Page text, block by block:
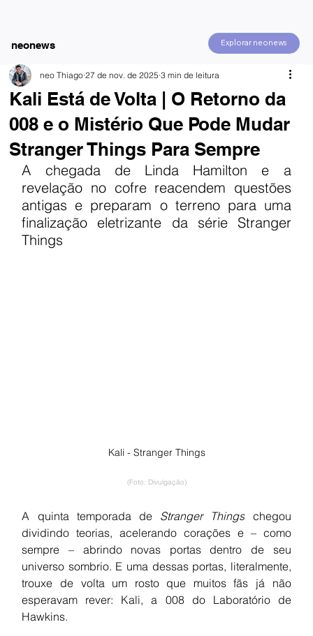
Explorar neonews
neonews
Kali Está de Volta | O Retorno da
008 e o Mistério Que Pode Mudar
Stranger Things Para Sempre
neo Thiago 27 de nov. de 2025 3 min de leitura
A chegada de Linda Hamilton e a
revelação no cofre reacendem questões
antigas e preparam o terreno para uma
finalização eletrizante da série Stranger
Things
Kali - Stranger Things
(Foto: Divulgação)
A quinta temporada de Stranger Things chegou
dividindo teorias, acelerando corações e – como
sempre – abrindo novas portas dentro de seu
universo sombrio. E uma dessas portas, literalmente,
trouxe de volta um rosto que muitos fãs já não
esperavam rever: Kali, a 008 do Laboratório de
Hawkins.